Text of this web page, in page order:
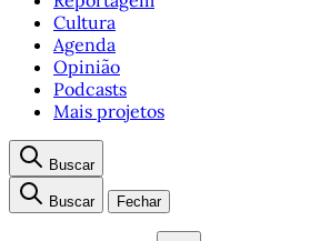
Cultura
Agenda
Opinião
Podcasts
Mais projetos
Buscar
Buscar Fechar